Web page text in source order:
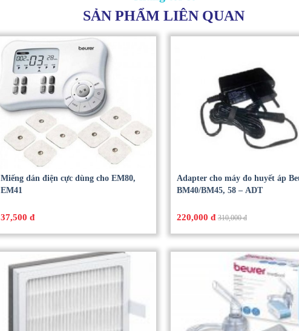
SẢN PHẨM LIÊN QUAN
Miếng dán điện cực dùng cho EM80,
EM41
37,500 đ
Adapter cho máy đo huyết áp
BM40/BM45, 58 – ADT
220,000 đ 310,000 đ